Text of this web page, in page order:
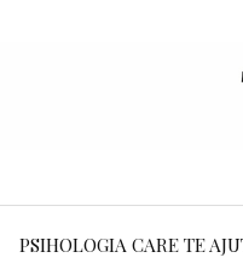
PSIHOLOGIA CARE TE